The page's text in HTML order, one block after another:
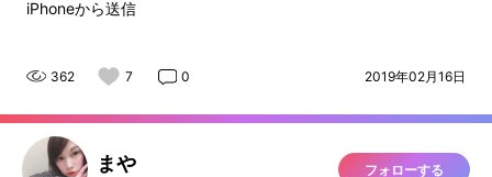
iPhoneから送信
362 7 0 2019年02月16日
まや フォローする